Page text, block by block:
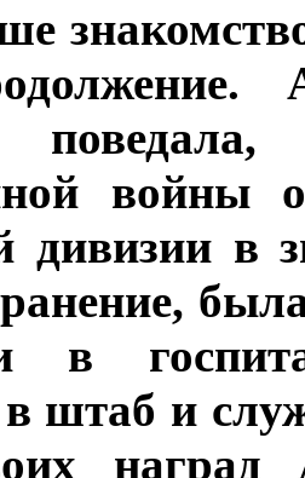
дивизии в
в
в штаб и
наград